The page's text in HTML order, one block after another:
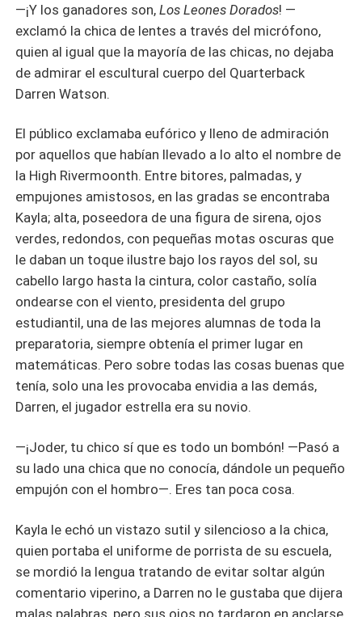
—¡Y los ganadores son,Los Leones Dorados! —
exclamó la chica de lentes a través del micrófono,
quien al igual que la mayoría de las chicas, no dejaba
de admirar el escultural cuerpo del Quarterback
Darren Watson.
El público exclamaba eufórico y lleno de admiración
por aquellos que habían llevado a lo alto el nombre de
la High Rivermoonth. Entre bitores, palmadas, y
empujones amistosos, en las gradas se encontraba
Kayla; alta, poseedora de una figura de sirena, ojos
verdes, redondos, con pequeñas motas oscuras que
le daban un toque ilustre bajo los rayos del sol, su
cabello largo hasta la cintura, color castaño, solía
ondearse con el viento, presidenta del grupo
estudiantil, una de las mejores alumnas de toda la
preparatoria, siempre obtenía el primer lugar en
matemáticas. Pero sobre todas las cosas buenas que
tenía, solo una les provocaba envidia a las demás,
Darren, el jugador estrella era su novio.
—¡Joder, tu chico sí que es todo un bombón! —Pasó a
su lado una chica que no conocía, dándole un pequeño
empujón con el hombro—. Eres tan poca cosa.
Kayla le echó un vistazo sutil y silencioso a la chica,
quien portaba el uniforme de porrista de su escuela,
se mordió la lengua tratando de evitar soltar algún
comentario viperino, a Darren no le gustaba que dijera